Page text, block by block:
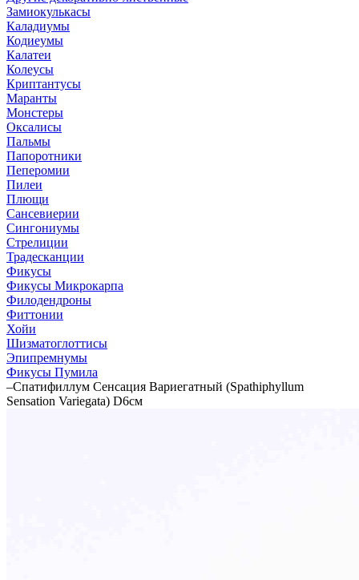
Замиокулькасы
Каладиумы
Кодиеумы
Калатеи
Колеусы
Криптантусы
Маранты
Монстеры
Оксалисы
Пальмы
Папоротники
Пеперомии
Пилеи
Плющи
Сансевиерии
Сингониумы
Стрелиции
Традесканции
Фикусы
Фикусы Микрокарпа
Филодендроны
Фиттонии
Хойи
Шизматоглоттисы
Эпипремнумы
Фикусы Пумила
–Спатифиллум Сенсация Вариегатный (Spathiphyllum
Sensation Variegata) D6см